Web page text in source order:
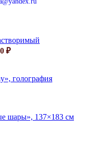
₽
голография
шары», 137×183 см